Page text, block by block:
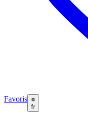
Favoris
fr